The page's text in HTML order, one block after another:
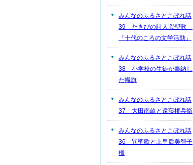
みんなのふるさとこぼれ話
39 たきびの詩人巽聖歌
「十代のころの文学活動」
みんなのふるさとこぼれ話
38 小学校の生徒が奉納し
た幟旗
みんなのふるさとこぼれ話
37 大田南畝と遠藤権兵衛
みんなのふるさとこぼれ話
36 巽聖歌と上皇后美智子
様